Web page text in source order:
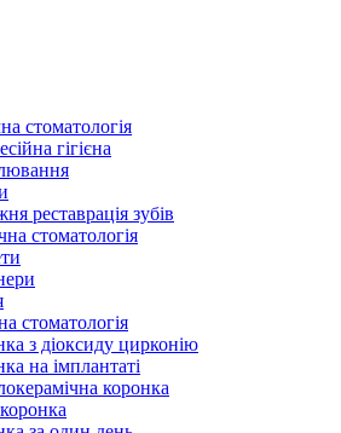
стоматологія
гігієна
реставрація зубів
стоматологія
стоматологія
з діоксиду цирконію
на імплантаті
коронка